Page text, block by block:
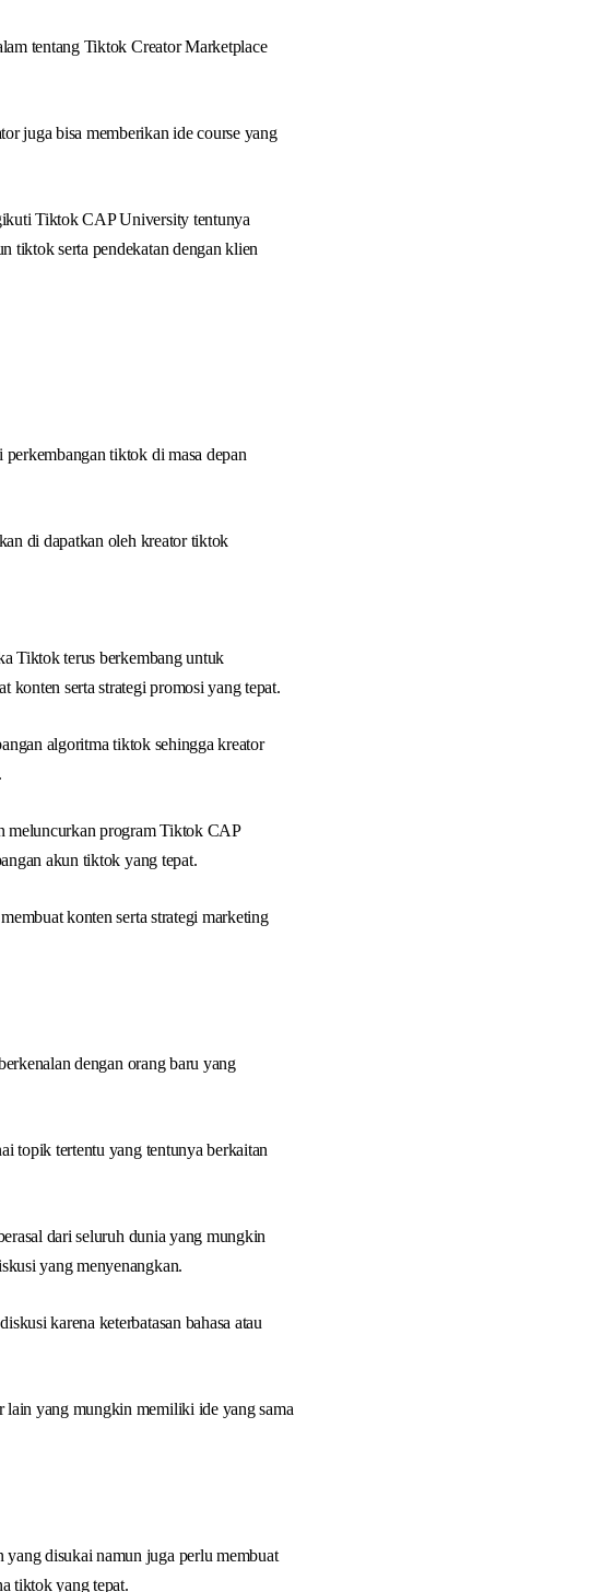
tentang Tiktok Creator Marketplace
juga bisa memberikan ide course yang
Tiktok CAP University tentunya
tiktok serta pendekatan dengan klien
tiktok di masa depan
di dapatkan oleh kreator tiktok
Tiktok terus berkembang untuk
konten serta strategi promosi yang tepat.
algoritma tiktok sehingga kreator
meluncurkan program Tiktok CAP
akun tiktok yang tepat.
konten serta strategi marketing
dengan orang baru yang
topik tertentu yang tentunya berkaitan
dari seluruh dunia yang mungkin
yang menyenangkan.
karena keterbatasan bahasa atau
lain yang mungkin memiliki ide yang sama
disukai namun juga perlu membuat
tiktok yang tepat.